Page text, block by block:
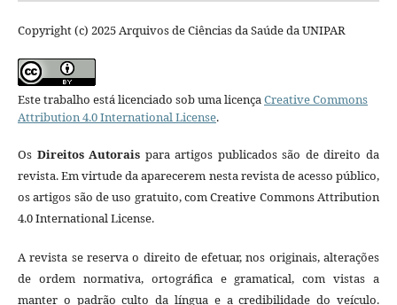
Copyright (c) 2025 Arquivos de Ciências da Saúde da UNIPAR
Este trabalho está licenciado sob uma licençaCreative Commons
Attribution 4.0 International License.
Os Direitos Autorais para artigos publicados são de direito da
revista. Em virtude da aparecerem nesta revista de acesso público,
os artigos são de uso gratuito, com Creative Commons Attribution
4.0 International License.
A revista se reserva o direito de efetuar, nos originais, alterações
de ordem normativa, ortográfica e gramatical, com vistas a
manter o padrão culto da língua e a credibilidade do veículo.